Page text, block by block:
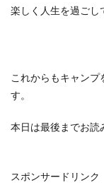
楽しく人生を過ごし
これからもキャンプ
す。
本日は最後までお読
スポンサードリンク